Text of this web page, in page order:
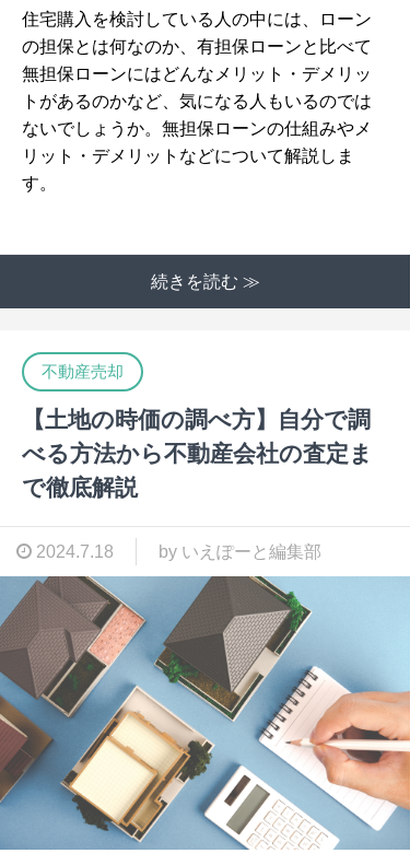
住宅購入を検討している人の中には、ローン
の担保とは何なのか、有担保ローンと比べて
無担保ローンにはどんなメリット・デメリッ
トがあるのかなど、気になる人もいるのでは
ないでしょうか。無担保ローンの仕組みやメ
リット・デメリットなどについて解説しま
す。
続きを読む ≫
不動産売却
【土地の時価の調べ方】自分で調
べる方法から不動産会社の査定ま
で徹底解説
2024.7.18 by いえぽーと編集部